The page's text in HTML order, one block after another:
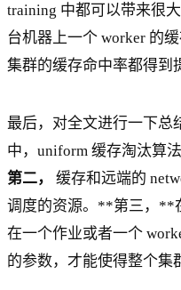
training 中都可以带来很
台机器上一个 worker 的
集群的缓存命中率都得到
最后，对全文进行一下总
中，uniform 缓存淘汰算
第二，
缓存和远端的
调度的资源。**第三，**
在一个作业或者一个
的参数，才能使得整个集